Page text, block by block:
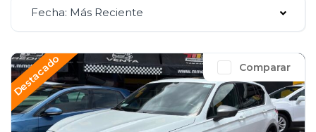
Fecha: Más Reciente
Comparar
Destacado